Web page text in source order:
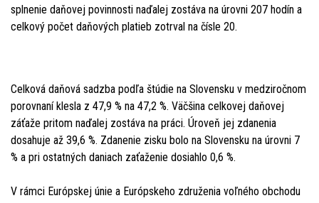
splnenie daňovej povinnosti naďalej zostáva na úrovni 207 hodín a
celkový počet daňových platieb zotrval na čísle 20.
Celková daňová sadzba podľa štúdie na Slovensku v medziročnom
porovnaní klesla z 47,9 % na 47,2 %. Väčšina celkovej daňovej
záťaže pritom naďalej zostáva na práci. Úroveň jej zdanenia
dosahuje až 39,6 %. Zdanenie zisku bolo na Slovensku na úrovni 7
% a pri ostatných daniach zaťaženie dosiahlo 0,6 %.
V rámci Európskej únie a Európskeho združenia voľného obchodu